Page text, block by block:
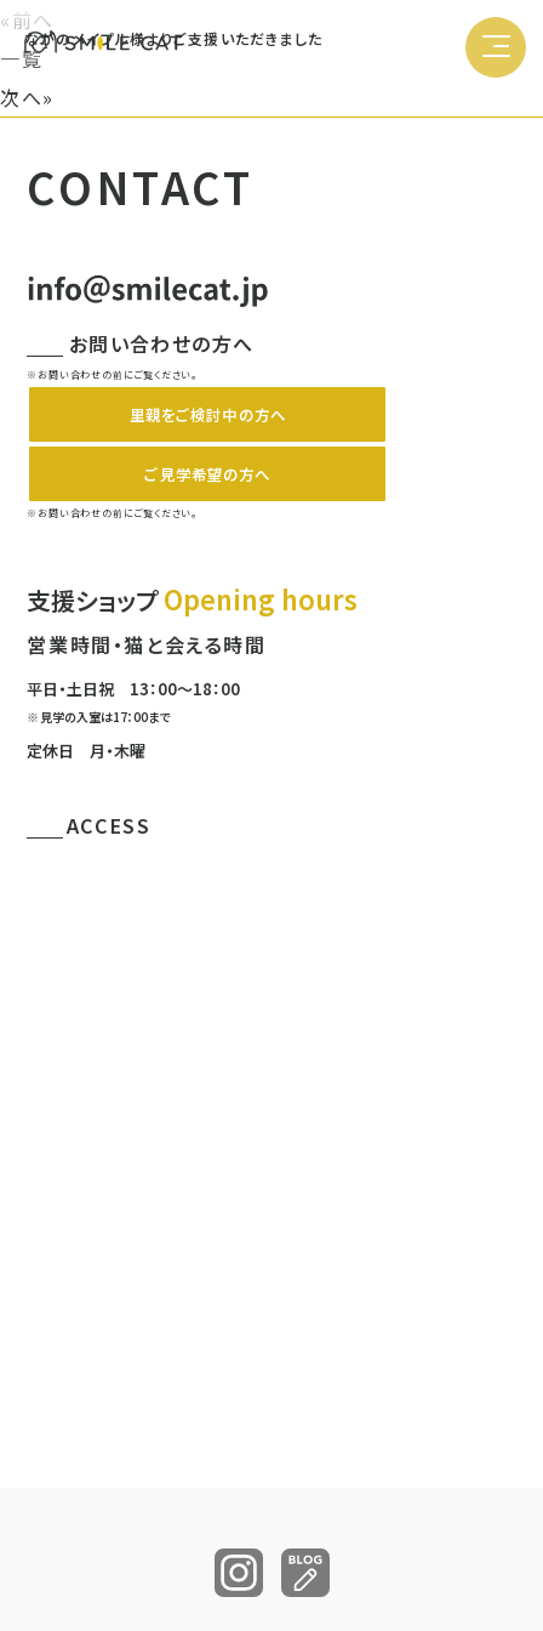
ながのメイプル様よりご支援いただきました
«前へ
一覧
次へ»
CONTACT
お問い合わせの方へ
※お問い合わせの前にご覧ください。
里親をご検討中の方へ
ご見学希望の方へ
※お問い合わせの前にご覧ください。
支援ショップOpening hours
営業時間・猫と会える時間
平日・土日祝 13：00〜18：00
見学の入室は17：00まで
定休日 月・木曜
ACCESS